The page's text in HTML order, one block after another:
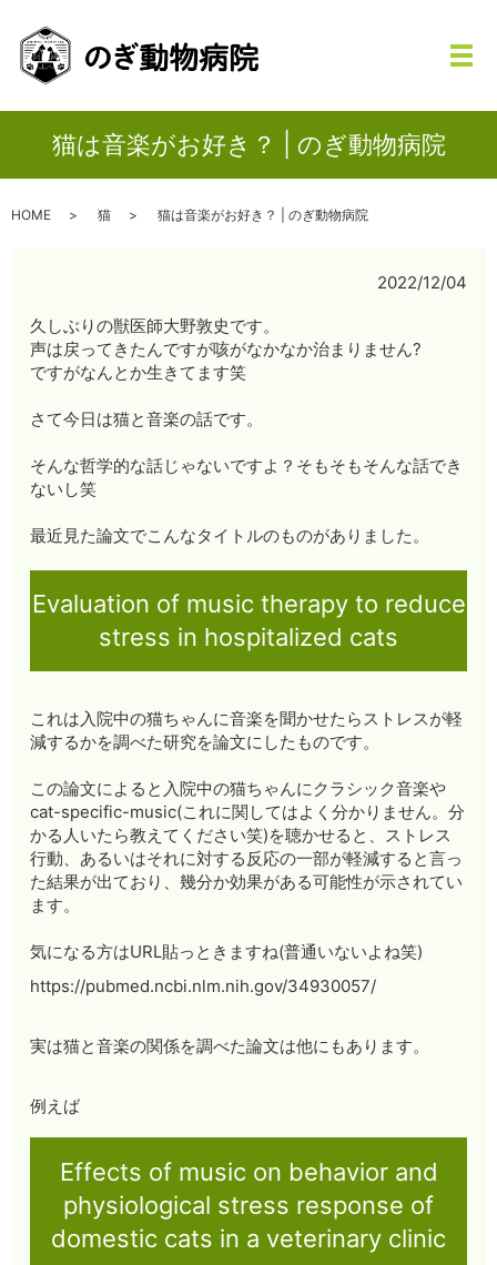
メ
猫は音楽がお好き？ | のぎ動物病院
HOME 猫 猫は音楽がお好き？ | のぎ動物病院
2022/12/04
久しぶりの獣医師大野敦史です。
声は戻ってきたんですが咳がなかなか治まりません?
ですがなんとか生きてます笑
さて今日は猫と音楽の話です。
そんな哲学的な話じゃないですよ？そもそもそんな話でき
ないし笑
最近見た論文でこんなタイトルのものがありました。
Evaluation of music therapy to reduce
stress in hospitalized cats
これは入院中の猫ちゃんに音楽を聞かせたらストレスが軽
減するかを調べた研究を論文にしたものです。
この論文によると入院中の猫ちゃんにクラシック音楽や
cat-specific-music(これに関してはよく分かりません。分
かる人いたら教えてください笑)を聴かせると、ストレス
行動、あるいはそれに対する反応の一部が軽減すると言っ
た結果が出ており、幾分か効果がある可能性が示されてい
ます。
気になる方はURL貼っときますね(普通いないよね笑)
https://pubmed.ncbi.nlm.nih.gov/34930057/
実は猫と音楽の関係を調べた論文は他にもあります。
例えば
Effects of music on behavior and
physiological stress response of
domestic cats in a veterinary clinic